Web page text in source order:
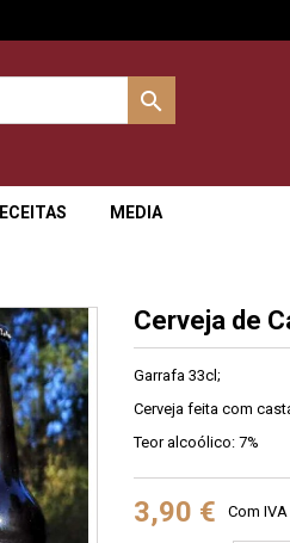

MEDIA
Cerveja de
Garrafa 33cl;
Cerveja feita com
Teor alcoólico: 7%
3,90 € Com IVA